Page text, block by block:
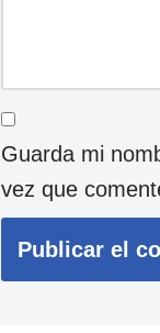
Guarda mi
vez que